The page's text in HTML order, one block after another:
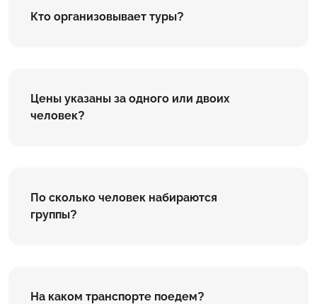
Кто организовывает туры?
Цены указаны за одного или двоих
человек?
По сколько человек набираются
группы?
На каком транспорте поедем?